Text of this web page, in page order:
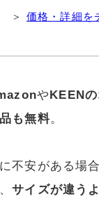
＞ 価格・詳細を
やKEEN
も無料。
不安がある場
サイズが違う